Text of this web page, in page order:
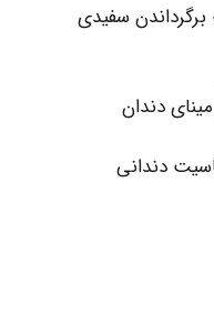
سفیدی
دندان
دندانی